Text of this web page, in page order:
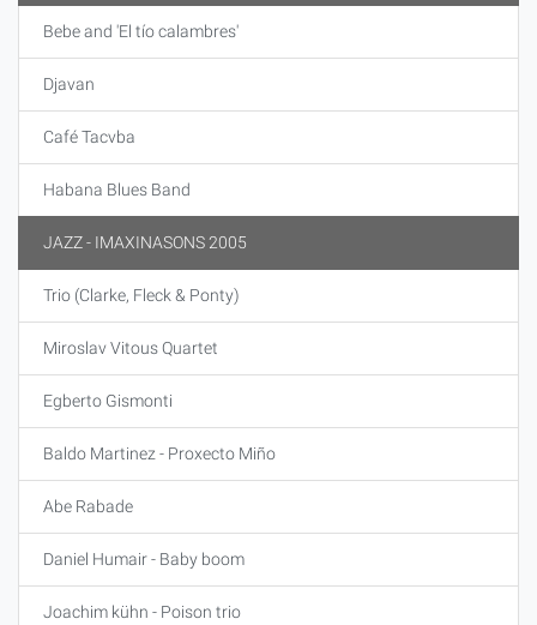
Bebe and 'El tío calambres'
Djavan
Café Tacvba
Habana Blues Band
JAZZ - IMAXINASONS 2005
Trio (Clarke, Fleck & Ponty)
Miroslav Vitous Quartet
Egberto Gismonti
Baldo Martinez - Proxecto Miño
Abe Rabade
Daniel Humair - Baby boom
Joachim kühn - Poison trio